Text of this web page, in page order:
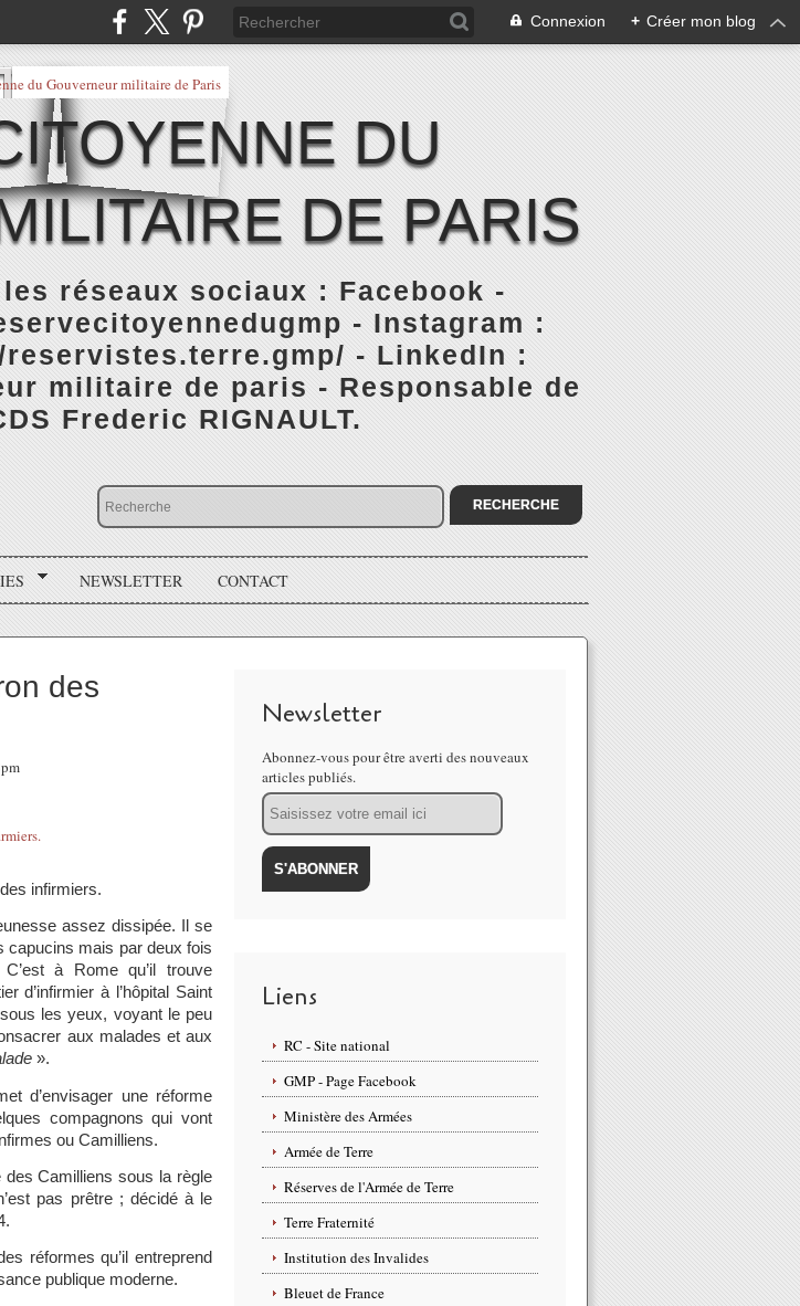
Connexion + Créer mon blog
DU
DE PARIS
réseaux sociaux : Facebook -
- Instagram :
- LinkedIn :
militaire de paris - Responsable de
Frederic RIGNAULT.
NEWSLETTER CONTACT
des
infirmiers.
assez dissipée. Il se
capucins mais par deux fois
à Rome qu’il trouve
d’infirmier à l’hôpital Saint
les yeux, voyant le peu
aux malades et aux
».
d’envisager une réforme
compagnons qui vont
ou Camilliens.
des Camilliens sous la règle
pas prêtre ; décidé à le
réformes qu’il entreprend
publique moderne.
Newsletter
Abonnez-vous pour être averti des nouveaux
articles publiés.
Email
Liens
RC - Site national
GMP - Page Facebook
Ministère des Armées
Armée de Terre
Réserves de l'Armée de Terre
Terre Fraternité
Institution des Invalides
Bleuet de France